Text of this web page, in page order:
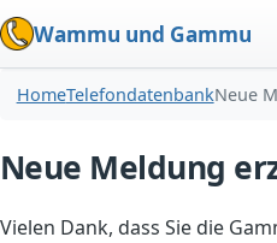
Wammu und Gammu
HomeTelefondatenbankNeue
Neue Meldung
Vielen Dank, dass Sie die